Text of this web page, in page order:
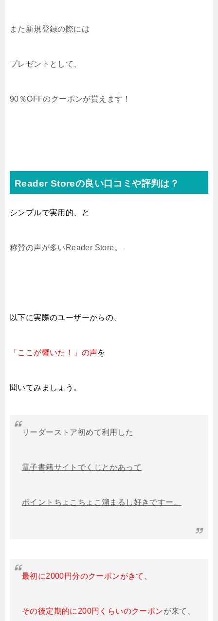
また新規登録の際には
プレゼントとして、
90％OFFのクーポンが貰えます！
Reader Storeの良い口コミや評判は？
シンプルで実用的、と
称賛の声が多いReader Store。
以下に実際のユーザーからの、
「ここが響いた！」の声を
聞いてみましょう。
リーダーストア初めて利用した
電子書籍サイトでくじとかあって
ポイントちょこちょこ溜まるし好きですー。
最初に2000円分のクーポンがきて、
その後定期的に200円くらいのクーポンが来て、